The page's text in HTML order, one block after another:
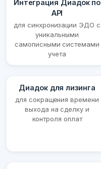
Интеграция Диадок по
API
для синхронизации ЭДО с
уникальными
самописными системами
учета
Диадок для лизинга
для сокращения времени
выхода на сделку и
контроля оплат